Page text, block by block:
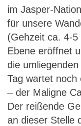
im Jasper-
für unsere
(Gehzeit ca. 4-
Ebene eröffnet
die
Tag wartet noch
– der Maligne
Der reißende
an dieser Stelle